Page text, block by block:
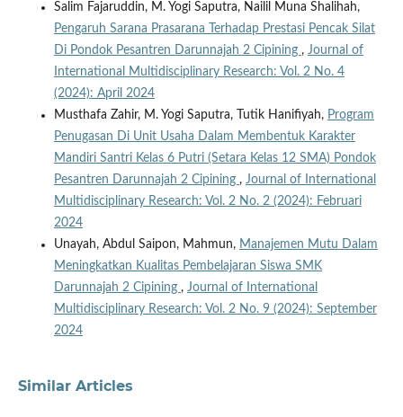
Salim Fajaruddin, M. Yogi Saputra, Nailil Muna Shalihah,
Pengaruh Sarana Prasarana Terhadap Prestasi Pencak Silat
Di Pondok Pesantren Darunnajah 2 Cipining , Journal of
International Multidisciplinary Research: Vol. 2 No. 4
(2024): April 2024
Musthafa Zahir, M. Yogi Saputra, Tutik Hanifiyah, Program
Penugasan Di Unit Usaha Dalam Membentuk Karakter
Mandiri Santri Kelas 6 Putri (Setara Kelas 12 SMA) Pondok
Pesantren Darunnajah 2 Cipining , Journal of International
Multidisciplinary Research: Vol. 2 No. 2 (2024): Februari
2024
Unayah, Abdul Saipon, Mahmun, Manajemen Mutu Dalam
Meningkatkan Kualitas Pembelajaran Siswa SMK
Darunnajah 2 Cipining , Journal of International
Multidisciplinary Research: Vol. 2 No. 9 (2024): September
2024
Similar Articles